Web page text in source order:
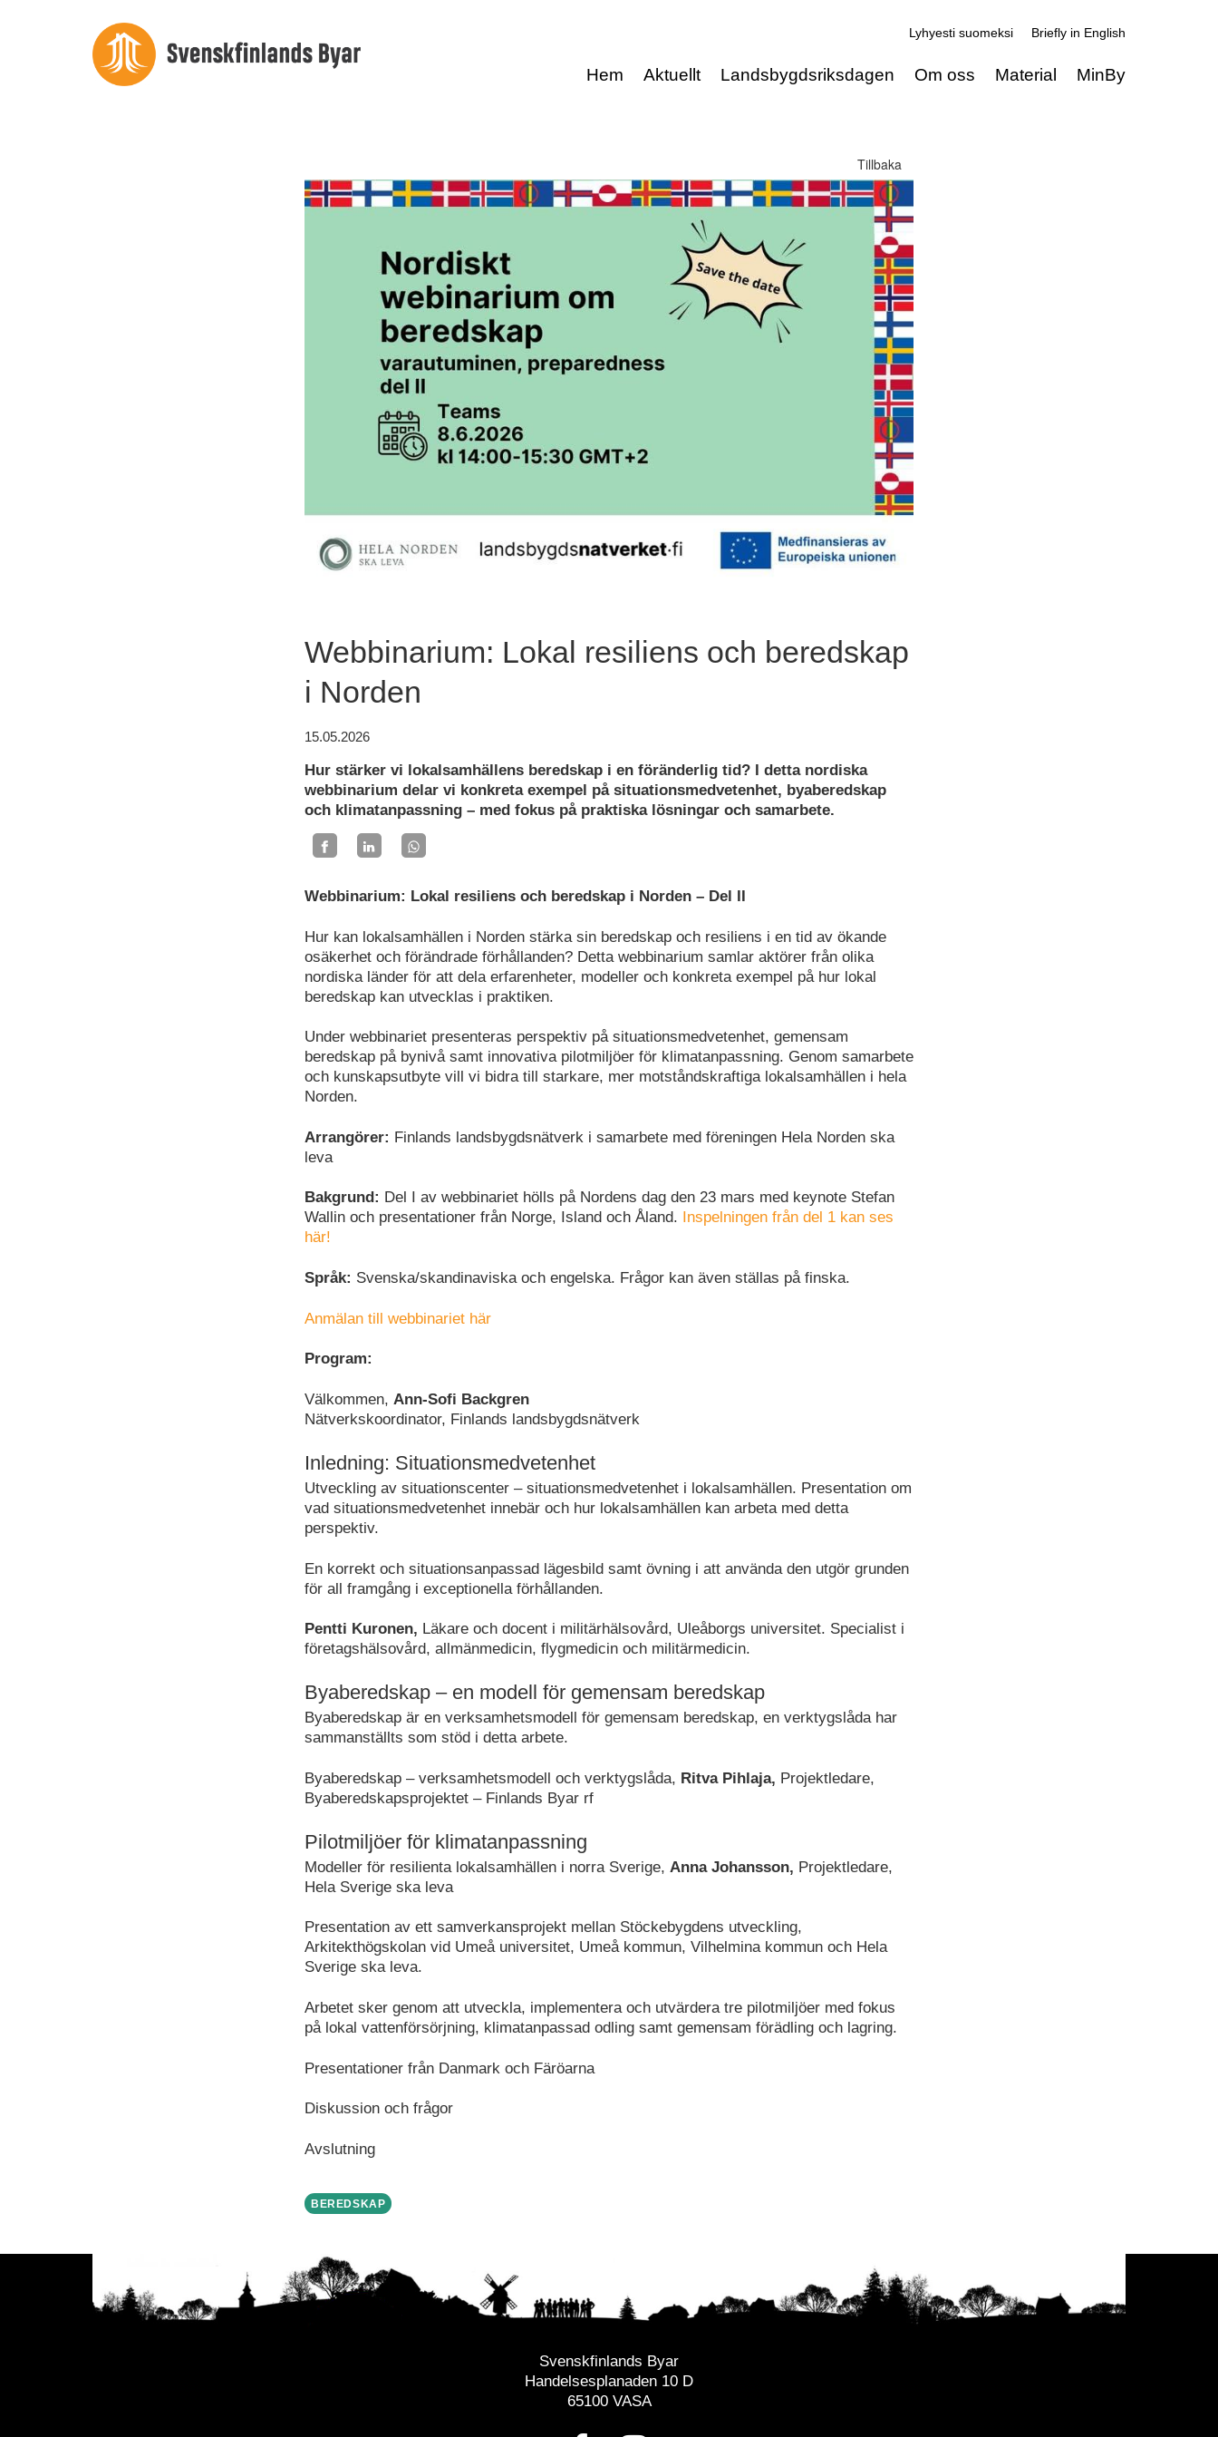
Lyhyesti suomeksi Briefly in English
Hem Aktuellt Landsbygdsriksdagen Om oss Material MinBy
Tillbaka
BEREDSKAP
Webbinarium: Lokal resiliens och beredskap
i Norden
15.05.2026
Hur stärker vi lokalsamhällens beredskap i en föränderlig tid? I detta nordiska
webbinarium delar vi konkreta exempel på situationsmedvetenhet, byaberedskap
och klimatanpassning – med fokus på praktiska lösningar och samarbete.
Webbinarium: Lokal resiliens och beredskap i Norden – Del II
Hur kan lokalsamhällen i Norden stärka sin beredskap och resiliens i en tid av ökande
osäkerhet och förändrade förhållanden? Detta webbinarium samlar aktörer från olika
nordiska länder för att dela erfarenheter, modeller och konkreta exempel på hur lokal
beredskap kan utvecklas i praktiken.
Under webbinariet presenteras perspektiv på situationsmedvetenhet, gemensam
beredskap på bynivå samt innovativa pilotmiljöer för klimatanpassning. Genom samarbete
och kunskapsutbyte vill vi bidra till starkare, mer motståndskraftiga lokalsamhällen i hela
Norden.
Arrangörer: Finlands landsbygdsnätverk i samarbete med föreningen Hela Norden ska
leva
Bakgrund: Del I av webbinariet hölls på Nordens dag den 23 mars med keynote Stefan
Wallin och presentationer från Norge, Island och Åland.
Inspelningen från del 1 kan ses
här!
Språk: Svenska/skandinaviska och engelska. Frågor kan även ställas på finska.
Anmälan till webbinariet här
Program:
Välkommen, Ann-Sofi Backgren
Nätverkskoordinator, Finlands landsbygdsnätverk
Inledning: Situationsmedvetenhet
Utveckling av situationscenter – situationsmedvetenhet i lokalsamhällen. Presentation om
vad situationsmedvetenhet innebär och hur lokalsamhällen kan arbeta med detta
perspektiv.
En korrekt och situationsanpassad lägesbild samt övning i att använda den utgör grunden
för all framgång i exceptionella förhållanden.
Pentti Kuronen, Läkare och docent i militärhälsovård, Uleåborgs universitet. Specialist i
företagshälsovård, allmänmedicin, flygmedicin och militärmedicin.
Byaberedskap – en modell för gemensam beredskap
Byaberedskap är en verksamhetsmodell för gemensam beredskap, en verktygslåda har
sammanställts som stöd i detta arbete.
Byaberedskap – verksamhetsmodell och verktygslåda, Ritva Pihlaja, Projektledare,
Byaberedskapsprojektet – Finlands Byar rf
Pilotmiljöer för klimatanpassning
Modeller för resilienta lokalsamhällen i norra Sverige, Anna Johansson, Projektledare,
Hela Sverige ska leva
Presentation av ett samverkansprojekt mellan Stöckebygdens utveckling,
Arkitekthögskolan vid Umeå universitet, Umeå kommun, Vilhelmina kommun och Hela
Sverige ska leva.
Arbetet sker genom att utveckla, implementera och utvärdera tre pilotmiljöer med fokus
på lokal vattenförsörjning, klimatanpassad odling samt gemensam förädling och lagring.
Presentationer från Danmark och Färöarna
Diskussion och frågor
Avslutning
Svenskfinlands Byar
Handelsesplanaden 10 D
65100 VASA